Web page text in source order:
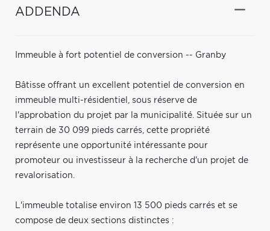
ADDENDA
Immeuble à fort potentiel de conversion -- Granby
Bâtisse offrant un excellent potentiel de conversion en
immeuble multi-résidentiel, sous réserve de
l'approbation du projet par la municipalité. Située sur un
terrain de 30 099 pieds carrés, cette propriété
représente une opportunité intéressante pour
promoteur ou investisseur à la recherche d'un projet de
revalorisation.
L'immeuble totalise environ 13 500 pieds carrés et se
compose de deux sections distinctes :